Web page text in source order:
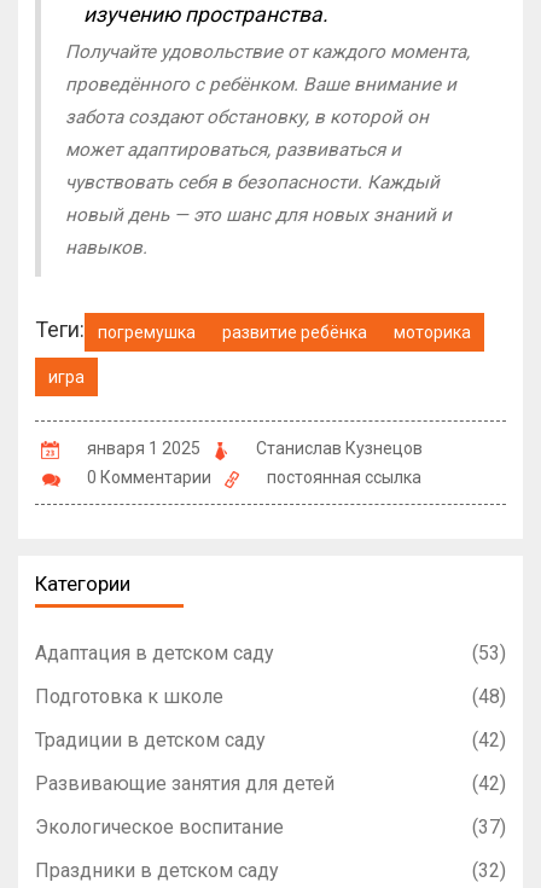
изучению пространства.
Получайте удовольствие от каждого момента,
проведённого с ребёнком. Ваше внимание и
забота создают обстановку, в которой он
может адаптироваться, развиваться и
чувствовать себя в безопасности. Каждый
новый день — это шанс для новых знаний и
навыков.
Теги: погремушка развитие ребёнка моторика
игра
января 1 2025
Станислав Кузнецов
0 Комментарии
постоянная ссылка
Категории
Адаптация в детском саду
(53)
Подготовка к школе
(48)
Традиции в детском саду
(42)
Развивающие занятия для детей
(42)
Экологическое воспитание
(37)
Праздники в детском саду
(32)